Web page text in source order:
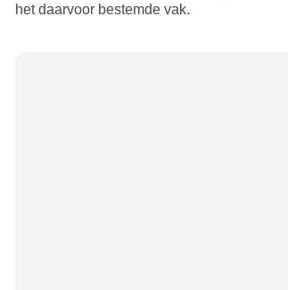
het daarvoor bestemde vak.